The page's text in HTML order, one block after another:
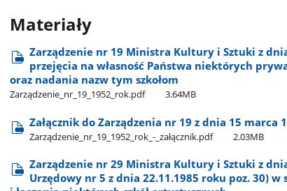
Materiały
Zarządzenie nr 19 Ministra Kultury i Sztuki z
przejęcia na własność Państwa niektórych
oraz nadania nazw tym szkołom
Zarządzenie​_nr​_19​_1952​_rok.pdf 3.64MB
Załącznik do Zarządzenia nr 19 z dnia 15 marca
Zarządzenie​_nr​_19​_1952​_rok​_-​_załącznik.pdf 2.03MB
Zarządzenie nr 29 Ministra Kultury i Sztuki z
Urzędowy nr 5 z dnia 22.11.1985 roku poz. 30)